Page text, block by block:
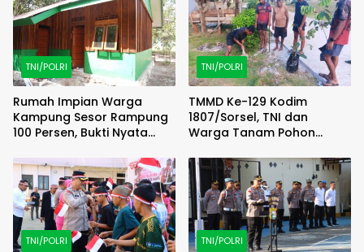
TNI/POLRI
Rumah Impian Warga
Kampung Sesor Rampung
100 Persen, Bukti Nyata
1807/Sorsel
TNI/POLRI
TMMD Ke-129 Kodim
1807/Sorsel, TNI dan
Warga Tanam Pohon
Kampung Sesor
TNI/POLRI TNI/POLRI